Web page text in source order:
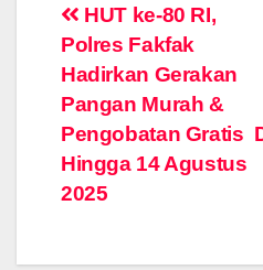
Post
navigation
HUT ke-80 RI,
Polres Fakfak
Hadirkan Gerakan
Pangan Murah &
Pengobatan Gratis
Hingga 14 Agustus
2025